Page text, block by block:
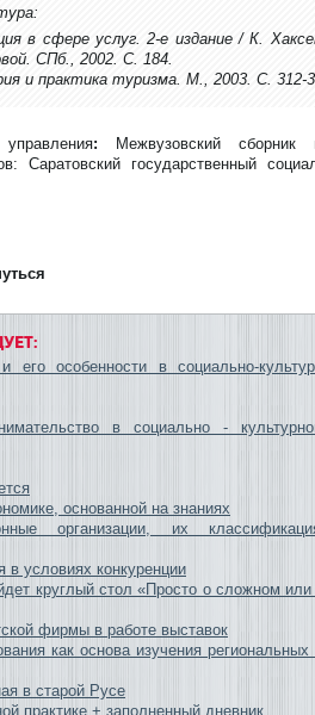
в сфере услуг. 2-е издание / К.
СПб., 2002. С. 184.
и практика туризма. М., 2003. С. 312-
:
Межвузовский
государственный
его особенности в социально-
в социально -
основанной на знаниях
организации, их
в условиях конкуренции
круглый стол «Просто о сложном или
фирмы в работе выставок
как основа изучения
в старой Русе
практике + заполненный дневник